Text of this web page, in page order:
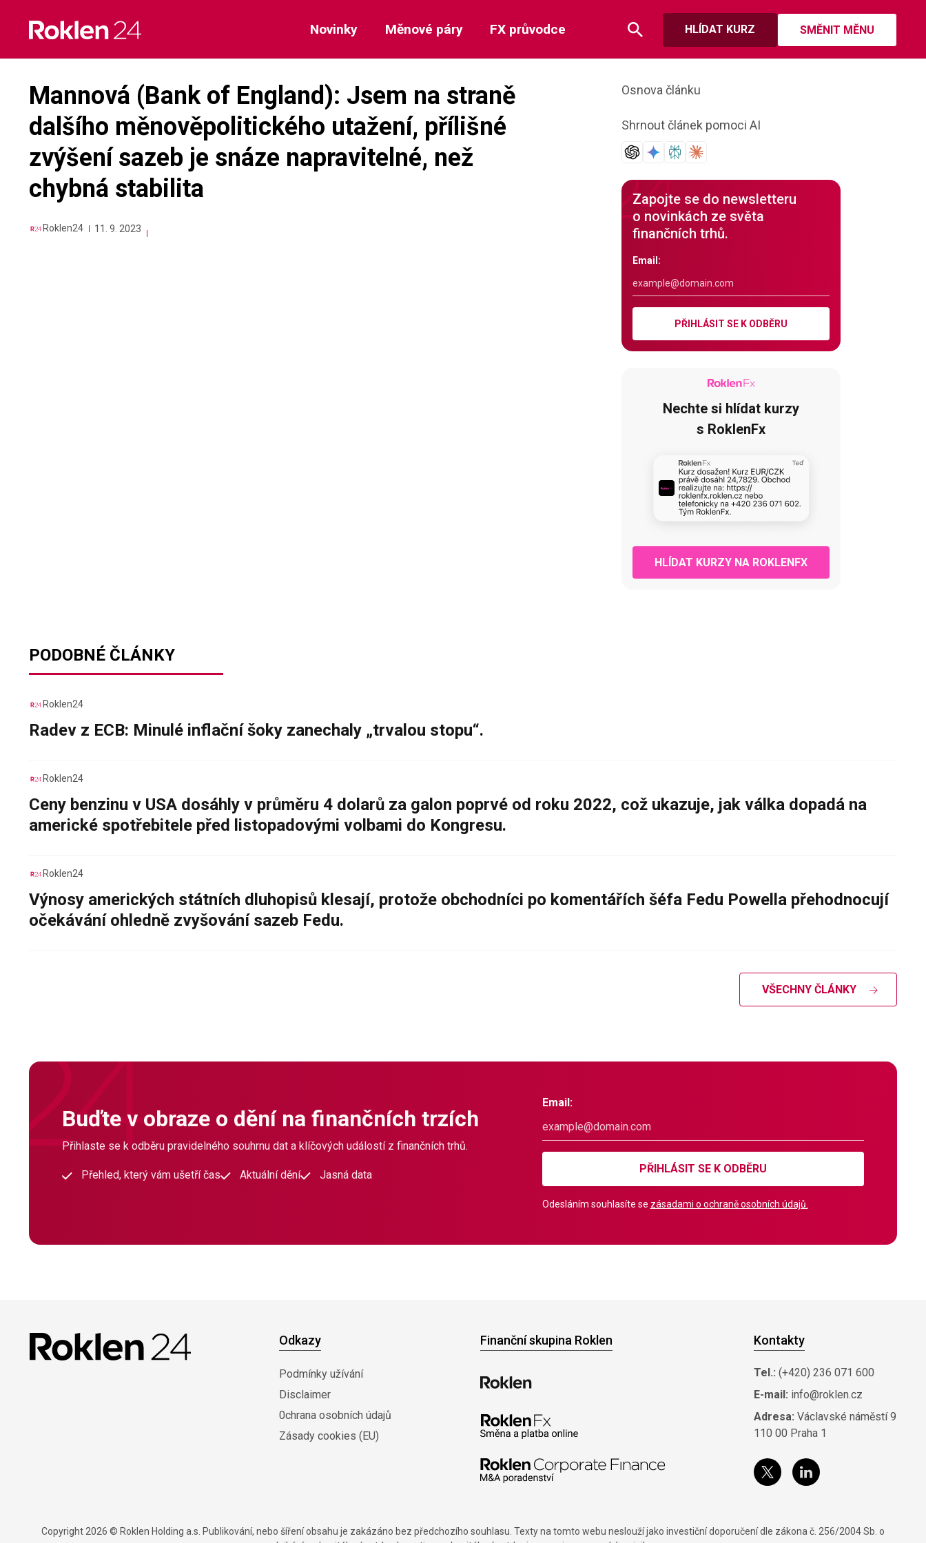
content
HLÍDAT KURZ SMĚNIT MĚNU
Novinky Měnové páry FX průvodce
Mannová (Bank of England): Jsem na straně
dalšího měnověpolitického utažení, přílišné
zvýšení sazeb je snáze napravitelné, než
chybná stabilita
Roklen24 11. 9. 2023
Osnova článku
Shrnout článek pomoci AI
Zapojte se do newsletteru
o novinkách ze světa
finančních trhů.
Email:
PŘIHLÁSIT SE K ODBĚRU
Nechte si hlídat kurzy
s RoklenFx
HLÍDAT KURZY NA ROKLENFX
PODOBNÉ ČLÁNKY
Roklen24
Radev z ECB: Minulé inflační šoky zanechaly „trvalou stopu“.
Roklen24
Ceny benzinu v USA dosáhly v průměru 4 dolarů za galon poprvé od roku 2022, což ukazuje, jak válka dopadá na
americké spotřebitele před listopadovými volbami do Kongresu.
Roklen24
Výnosy amerických státních dluhopisů klesají, protože obchodníci po komentářích šéfa Fedu Powella přehodnocují
očekávání ohledně zvyšování sazeb Fedu.
VŠECHNY ČLÁNKY
Buďte v obraze o dění na finančních trzích
Přihlaste se k odběru pravidelného souhrnu dat a klíčových událostí z finančních trhů.
Přehled, který vám ušetří čas Aktuální dění Jasná data
Email:
PŘIHLÁSIT SE K ODBĚRU
Odesláním souhlasíte se zásadami o ochraně osobních údajů.
Odkazy
Podmínky užívání
Disclaimer
0chrana osobních údajů
Zásady cookies (EU)
Finanční skupina Roklen Kontakty
Tel.: (+420) 236 071 600
E-mail: info@roklen.cz
Adresa: Václavské náměstí 9
110 00 Praha 1
Copyright 2026 © Roklen Holding a.s. Publikování, nebo šíření obsahu je zakázáno bez předchozího souhlasu. Texty na tomto webu neslouží jako investiční doporučení dle zákona č. 256/2004 Sb. o